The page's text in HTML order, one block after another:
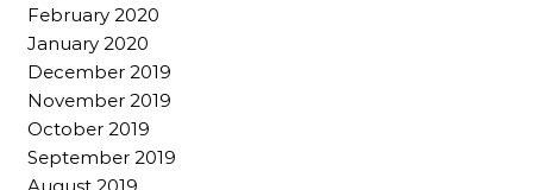
February 2020
January 2020
December 2019
November 2019
October 2019
September 2019